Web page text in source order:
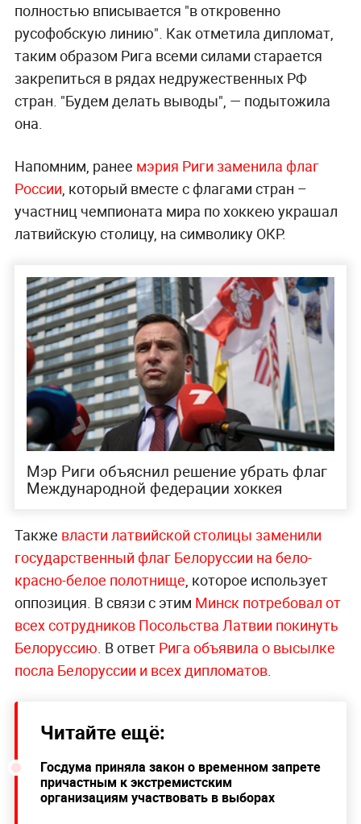
полностью вписывается "в откровенно
русофобскую линию". Как отметила дипломат,
таким образом Рига всеми силами старается
закрепиться в рядах недружественных РФ
стран. "Будем делать выводы", — подытожила
она.
Напомним, ранее мэрия Риги заменила флаг
России, который вместе с флагами стран –
участниц чемпионата мира по хоккею украшал
латвийскую столицу, на символику ОКР.
Мэр Риги объяснил решение убрать флаг
Международной федерации хоккея
Также власти латвийской столицы заменили
государственный флаг Белоруссии на бело-
красно-белое полотнище , которое использует
оппозиция. В связи с этим Минск потребовал от
всех сотрудников Посольства Латвии покинуть
Белоруссию . В ответ Рига объявила о высылке
посла Белоруссии и всех дипломатов.
Читайте ещё:
Госдума приняла закон о временном запрете
причастным к экстремистским
организациям участвовать в выборах